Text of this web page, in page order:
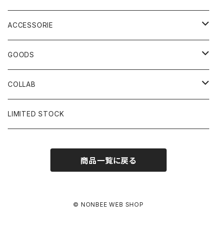
ACCESSORIE
CAP
BUCKET HAT
SOCKS
GOODS
STICKER
GLASS
COLLAB
×岩井ジョニ男
LIMITED STOCK
商品一覧に戻る
© NONBEE WEB SHOP